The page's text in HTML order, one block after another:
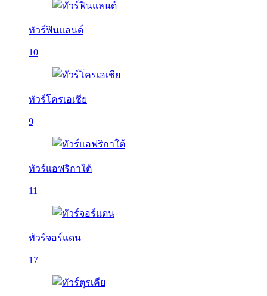
ทัวร์ฟินแลนด์
10
ทัวร์โครเอเชีย
9
ทัวร์แอฟริกาใต้
11
ทัวร์จอร์แดน
17